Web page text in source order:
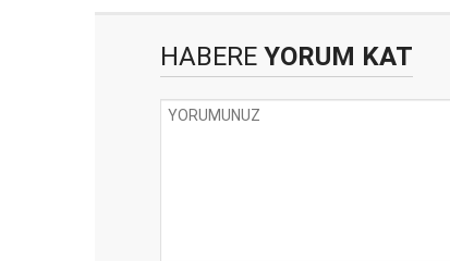
HABERE YORUM KAT